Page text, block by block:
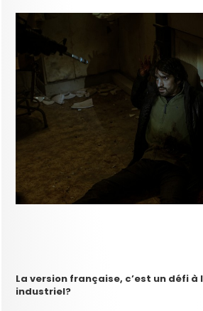
La version française, c’est un défi
industriel?